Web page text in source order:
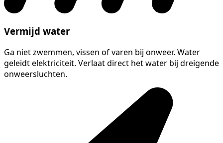
Vermijd water
Ga niet zwemmen, vissen of varen bij onweer. Water
geleidt elektriciteit. Verlaat direct het water bij dreigende
onweersluchten.